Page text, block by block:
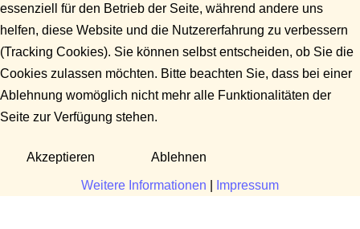
essenziell für den Betrieb der Seite, während andere uns
helfen, diese Website und die Nutzererfahrung zu verbessern
(Tracking Cookies). Sie können selbst entscheiden, ob Sie die
Cookies zulassen möchten. Bitte beachten Sie, dass bei einer
Ablehnung womöglich nicht mehr alle Funktionalitäten der
Seite zur Verfügung stehen.
Akzeptieren Ablehnen
Weitere Informationen Impressum